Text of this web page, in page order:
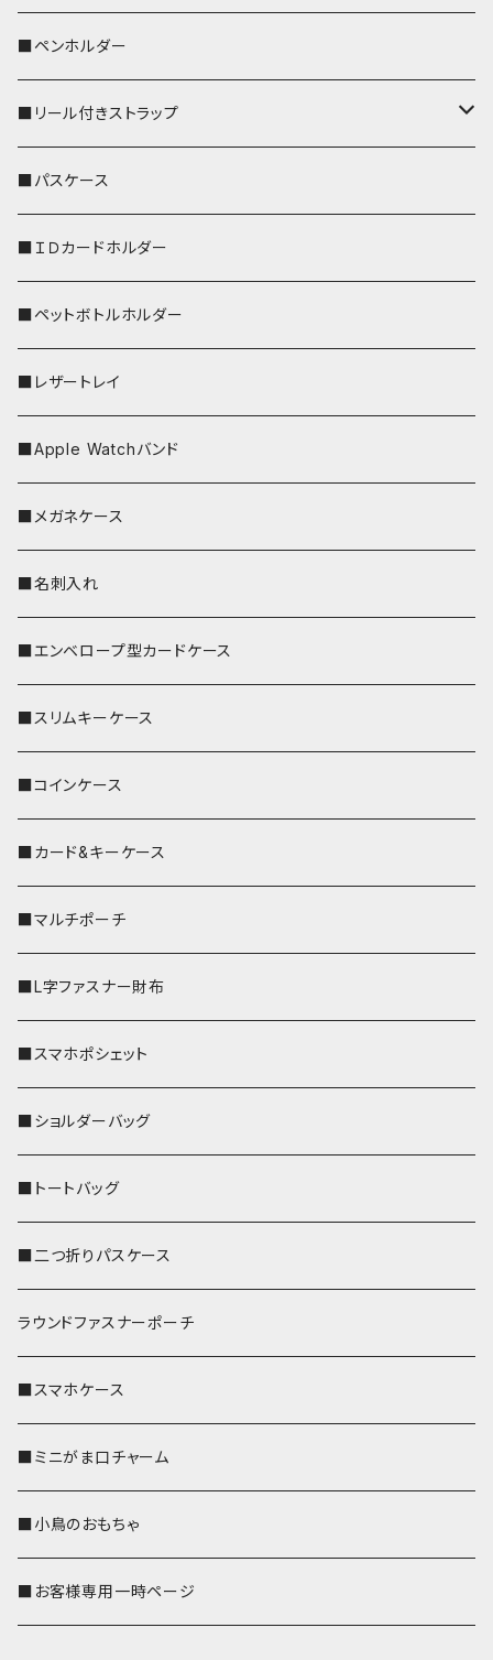
ペンギン
■ペンホルダー
■リール付きストラップ
リールのみ
ストラップ付
■パスケース
■ＩＤカードホルダー
■ペットボトルホルダー
■レザートレイ
■Apple Watchバンド
■メガネケース
■名刺入れ
■エンベロープ型カードケース
■スリムキーケース
■コインケース
■カード&キーケース
■マルチポーチ
■L字ファスナー財布
■スマホポシェット
■ショルダーバッグ
■トートバッグ
■二つ折りパスケース
ラウンドファスナーポーチ
■スマホケース
■ミニがま口チャーム
■小鳥のおもちゃ
■お客様専用一時ページ